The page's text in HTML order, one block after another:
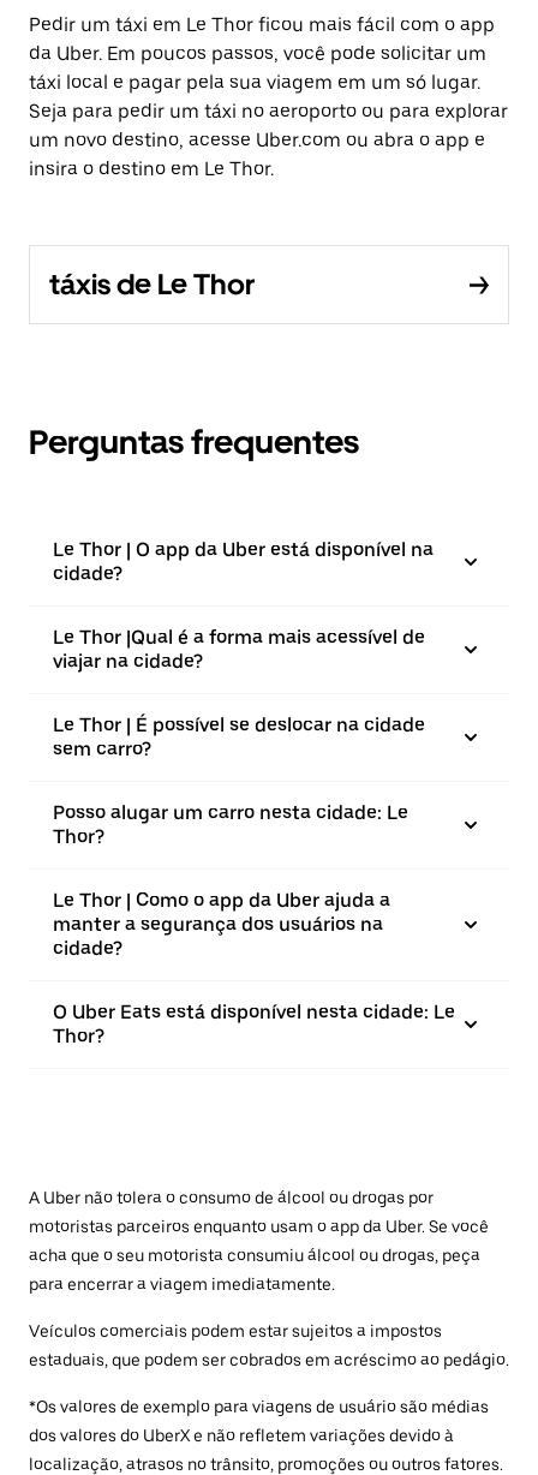
Pedir um táxi em Le Thor ficou mais fácil com o app
da Uber. Em poucos passos, você pode solicitar um
táxi local e pagar pela sua viagem em um só lugar.
Seja para pedir um táxi no aeroporto ou para explorar
um novo destino, acesse Uber.com ou abra o app e
insira o destino em Le Thor.
táxis de Le Thor
Perguntas frequentes
Le Thor | O app da Uber está disponível na
cidade?
Le Thor |⁠Qual é a forma mais acessível de
viajar na cidade?
Le Thor | É possível se deslocar na cidade
sem carro?
Posso alugar um carro nesta cidade: Le
Thor?
Le Thor | Como o app da Uber ajuda a
manter a segurança dos usuários na
cidade?
O Uber Eats está disponível nesta cidade: Le
Thor?
A Uber não tolera o consumo de álcool ou drogas por
motoristas parceiros enquanto usam o app da Uber. Se você
acha que o seu motorista consumiu álcool ou drogas, peça
para encerrar a viagem imediatamente.
Veículos comerciais podem estar sujeitos a impostos
estaduais, que podem ser cobrados em acréscimo ao pedágio.
*Os valores de exemplo para viagens de usuário são médias
dos valores do UberX e não refletem variações devido à
localização, atrasos no trânsito, promoções ou outros fatores.